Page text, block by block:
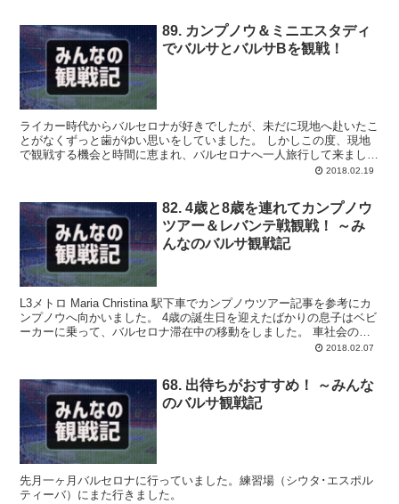
89. カンプノウ＆ミニエスタディ
でバルサとバルサBを観戦！
ライカー時代からバルセロナが好きでしたが、未だに現地へ赴いたこ
とがなくずっと歯がゆい思いをしていました。 しかしこの度、現地
で観戦する機会と時間に恵まれ、バルセロナへ一人旅行して来まし
2018.02.19
82. 4歳と8歳を連れてカンプノウ
ツアー＆レバンテ戦観戦！ ～み
んなのバルサ観戦記
L3メトロ Maria Christina 駅下車でカンプノウツアー記事を参考にカ
ンプノウへ向かいました。 4歳の誕生日を迎えたばかりの息子はベビ
ーカーに乗って、バルセロナ滞在中の移動をしました。 車社会の米
国在住で町中を歩くことに馴れていません。 抱っこするには重すぎ
2018.02.07
68. 出待ちがおすすめ！ ～みんな
のバルサ観戦記
先月一ヶ月バルセロナに行っていました。練習場（シウタ･エスポル
ティーバ）にまた行きました。